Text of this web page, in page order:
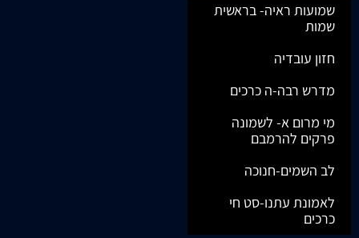
שמועות ראיה- בראשית
שמות
חזון עובדיה
מדרש רבה-ה כרכים
מי מרום א- לשמונה
פרקים להרמבם
לב השמים-חנוכה
לאמונת עתנו-סט חי
כרכים